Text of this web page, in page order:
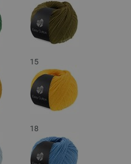
15
18